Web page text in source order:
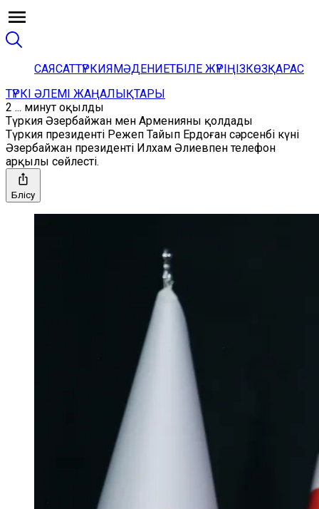
САЯСАТТҮРКИЯМӘДЕНИЕТБІЛЕ ЖҮРІҢІЗКӨЗҚАРАС
ТҮРКІ ӘЛЕМІ ЖАҢАЛЫҚТАРЫ
2 ... минут оқылды
Түркия Әзербайжан мен Арменияны қолдады
Түркия президенті Режеп Тайып Ердоған сәрсенбі күні
Әзербайжан президенті Илхам Әлиевпен телефон
арқылы сөйлесті.
Бөлісу